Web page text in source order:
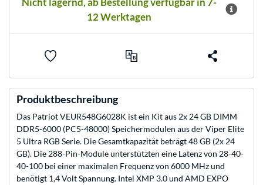
12 Werktagen
Produktbeschreibung
Das Patriot VEUR548G6028K ist ein Kit aus 2x 24 GB DIMM
DDR5-6000 (PC5-48000) Speichermodulen aus der Viper Elite
5 Ultra RGB Serie. Die Gesamtkapazität beträgt 48 GB (2x 24
GB). Die 288-Pin-Module unterstützten eine Latenz von 28-40-
40-100 bei einer maximalen Frequenz von 6000 MHz und
benötigt 1,4 Volt Spannung. Intel XMP 3.0 und AMD EXPO